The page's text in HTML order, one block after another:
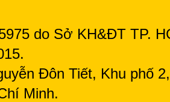
do Sở KH&ĐT TP.
Đôn Tiết, Khu phố
Minh.